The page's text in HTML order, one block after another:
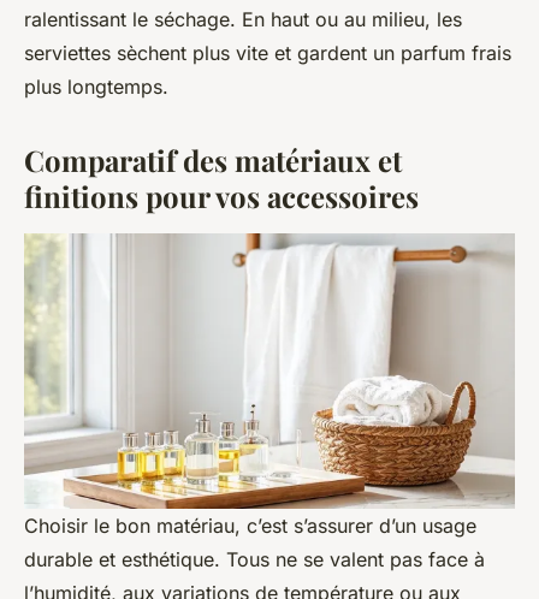
ralentissant le séchage. En haut ou au milieu, les
serviettes sèchent plus vite et gardent un parfum frais
plus longtemps.
Comparatif des matériaux et
finitions pour vos accessoires
Choisir le bon matériau, c’est s’assurer d’un usage
durable et esthétique. Tous ne se valent pas face à
l’humidité, aux variations de température ou aux